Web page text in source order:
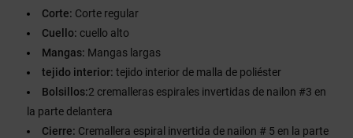
Corte: Corte regular
Cuello: cuello alto
Mangas: Mangas largas
tejido interior: tejido interior de malla de poliéster
Bolsillos:2 cremalleras espirales invertidas de nailon #3 en
la parte delantera
Cierre: Cremallera espiral invertida de nailon # 5 en la parte